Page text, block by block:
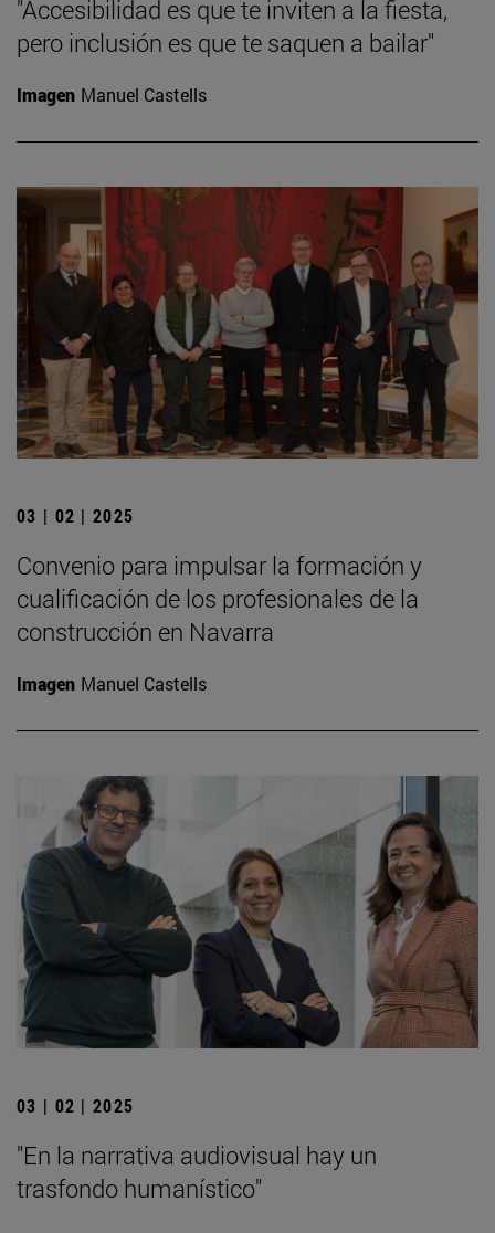
"Accesibilidad es que te inviten a la fiesta,
pero inclusión es que te saquen a bailar"
Imagen Manuel Castells
03 | 02 | 2025
Convenio para impulsar la formación y
cualificación de los profesionales de la
construcción en Navarra
Imagen Manuel Castells
03 | 02 | 2025
"En la narrativa audiovisual hay un
trasfondo humanístico"